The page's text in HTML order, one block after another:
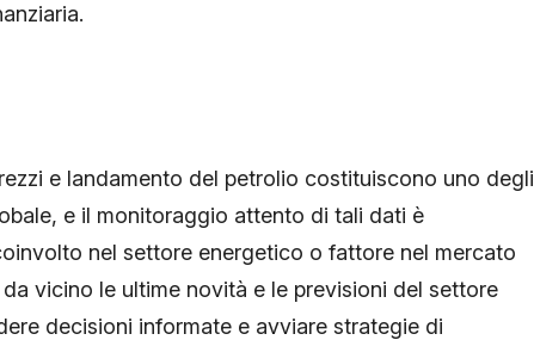
e landamento del petrolio costituiscono uno degli
e il monitoraggio attento di tali dati è
nel settore energetico o fattore nel mercato
vicino le ultime novità e le previsioni del settore
decisioni informate e avviare strategie di